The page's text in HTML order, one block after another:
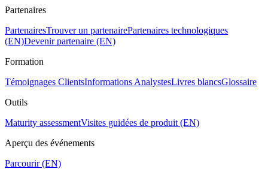
Partenaires
PartenairesTrouver un partenairePartenaires technologiques
(EN)Devenir partenaire (EN)
Formation
Témoignages ClientsInformations AnalystesLivres blancsGlossaire
Outils
Maturity assessmentVisites guidées de produit (EN)
Aperçu des événements
Parcourir (EN)